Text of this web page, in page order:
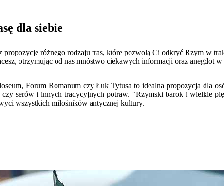
dla siebie
propozycje różnego rodzaju tras, które pozwolą Ci odkryć Rzym w
otrzymując od nas mnóstwo ciekawych informacji oraz anegdot
Forum Romanum czy Łuk Tytusa to idealna propozycja dla
serów i innych tradycyjnych potraw. “Rzymski barok i wielkie
wszystkich miłośników antycznej kultury.